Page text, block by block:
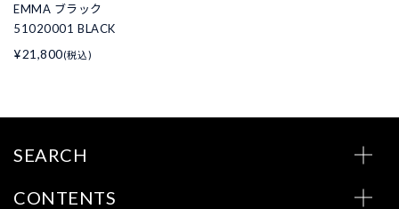
EMMA ブラック
51020001 BLACK
¥21,800(税込)
SEARCH
CONTENTS